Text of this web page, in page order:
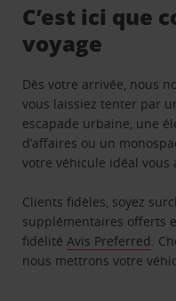
C’est ici que
voyage
Dès votre arrivée, nous
vous laissiez tenter par
escapade urbaine, une
d’affaires ou un
votre véhicule idéal vous
Clients fidèles, soyez
supplémentaires offerts
fidélité Avis Preferred .
nous mettrons votre